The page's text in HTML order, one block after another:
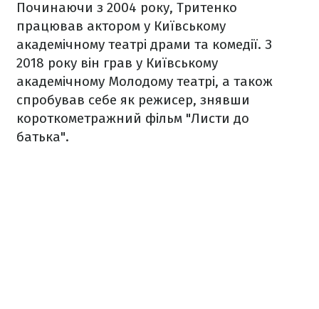
Починаючи з 2004 року, Тритенко
працював актором у Київському
академічному театрі драми та комедії. З
2018 року він грав у Київському
академічному Молодому театрі, а також
спробував себе як режисер, знявши
короткометражний фільм "Листи до
батька".